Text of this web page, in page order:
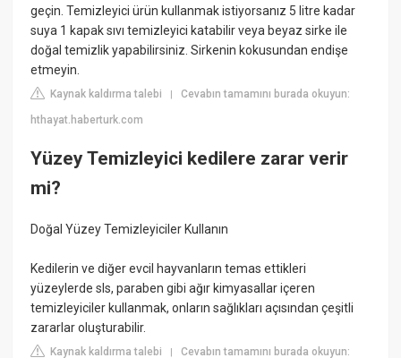
geçin. Temizleyici ürün kullanmak istiyorsanız 5 litre kadar
suya 1 kapak sıvı temizleyici katabilir veya beyaz sirke ile
doğal temizlik yapabilirsiniz. Sirkenin kokusundan endişe
etmeyin.
Kaynak kaldırma talebi |Cevabın tamamını burada okuyun:
hthayat.haberturk.com
Yüzey Temizleyici kedilere zarar verir
mi?
Doğal Yüzey Temizleyiciler Kullanın
Kedilerin ve diğer evcil hayvanların temas ettikleri
yüzeylerde sls, paraben gibi ağır kimyasallar içeren
temizleyiciler kullanmak, onların sağlıkları açısından çeşitli
zararlar oluşturabilir.
Kaynak kaldırma talebi |Cevabın tamamını burada okuyun: